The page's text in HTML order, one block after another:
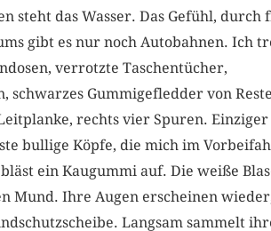
steht das Wasser. Das Gefühl, durch
gibt es nur noch Autobahnen. Ich
verrotzte Taschentücher,
schwarzes Gummigefledder von
rechts vier Spuren. Einziger
bullige Köpfe, die mich im
ein Kaugummi auf. Die weiße
Mund. Ihre Augen erscheinen
Langsam sammelt